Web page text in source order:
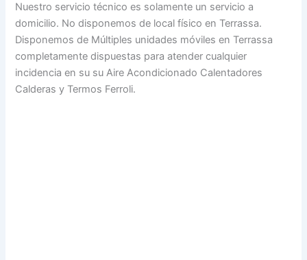
Nuestro servicio técnico es solamente un servicio a
domicilio. No disponemos de local físico en Terrassa.
Disponemos de Múltiples unidades móviles en Terrassa
completamente dispuestas para atender cualquier
incidencia en su su Aire Acondicionado Calentadores
Calderas y Termos Ferroli.